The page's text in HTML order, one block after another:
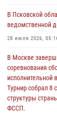
Всероссийского
сотрудников
Росгвардейцы
В Псковской
ведомственной
28 июля 2026,
В Москве
соревнования
исполнительной
Турнир собрал
структуры
ФССП.